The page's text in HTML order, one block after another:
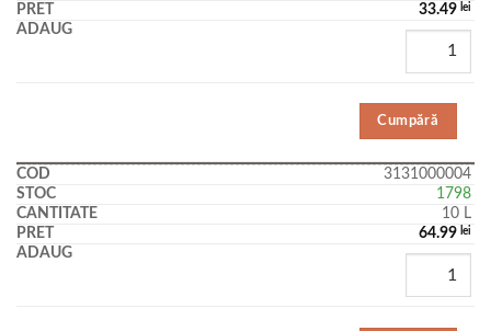
33.49 lei
Cumpără
3131000004
1798
10 L
64.99 lei